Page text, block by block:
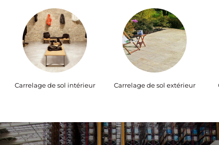
Carrelage de sol intérieur Carrelage de sol extérieur